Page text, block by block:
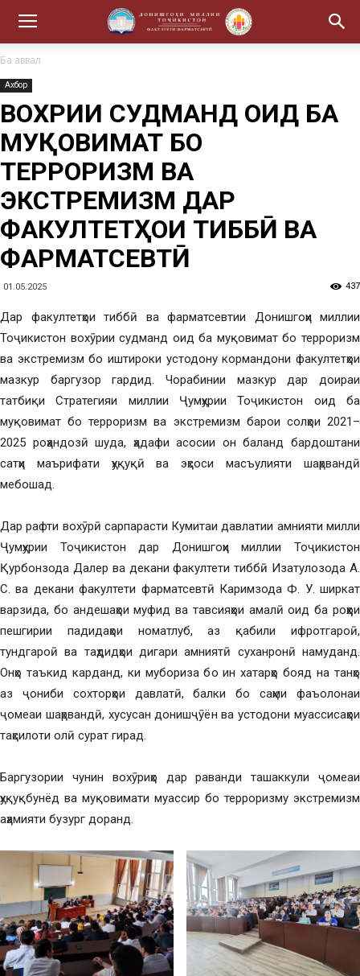
Ба аввал
Ахбор
ВОХӮРИИ СУДМАНД ОИД БА
МУҚОВИМАТ БО
ТЕРРОРИЗМ ВА
ЭКСТРЕМИЗМ ДАР
ФАКУЛТЕТҲОИ ТИББӢ ВА
ФАРМАТСЕВТӢ
01.05.2025 437
Дар факултетҳои тиббӣ ва фарматсевтии Донишгоҳи миллии
Тоҷикистон вохӯрии судманд оид ба муқовимат бо терроризм
ва экстремизм бо иштироки устодону кормандони факултетҳои
мазкур баргузор гардид. Чорабинии мазкур дар доираи
татбиқи Стратегияи миллии Ҷумҳурии Тоҷикистон оид ба
муқовимат бо терроризм ва экстремизм барои солҳои 2021–
2025 роҳандозӣ шуда, ҳадафи асосии он баланд бардоштани
сатҳи маърифати ҳуқуқӣ ва эҳсоси масъулияти шаҳрвандӣ
мебошад.
Дар рафти вохӯрӣ сарпарасти Кумитаи давлатии амнияти милли
Ҷумҳурии Тоҷикистон дар Донишгоҳи миллии Тоҷикистон
Қурбонзода Далер ва декани факултети тиббӣ Изатулозода А.
С. ва декани факултети фарматсевтӣ Каримзода Ф. У. ширкат
варзида, бо андешаҳои муфид ва тавсияҳои амалӣ оид ба роҳҳои
пешгирии падидаҳои номатлуб, аз қабили ифротгароӣ,
тундгароӣ ва таҳдидҳои дигари амниятӣ суханронӣ намуданд.
Онҳо таъкид карданд, ки мубориза бо ин хатарҳо бояд на танҳо
аз ҷониби сохторҳои давлатӣ, балки бо саҳми фаъолонаи
ҷомеаи шаҳрвандӣ, хусусан донишҷӯён ва устодони муассисаҳои
таҳсилоти олӣ сурат гирад.
Баргузории чунин вохӯриҳо дар раванди ташаккули ҷомеаи
ҳуқуқбунёд ва муқовимати муассир бо терроризму экстремизм
аҳамияти бузург доранд.